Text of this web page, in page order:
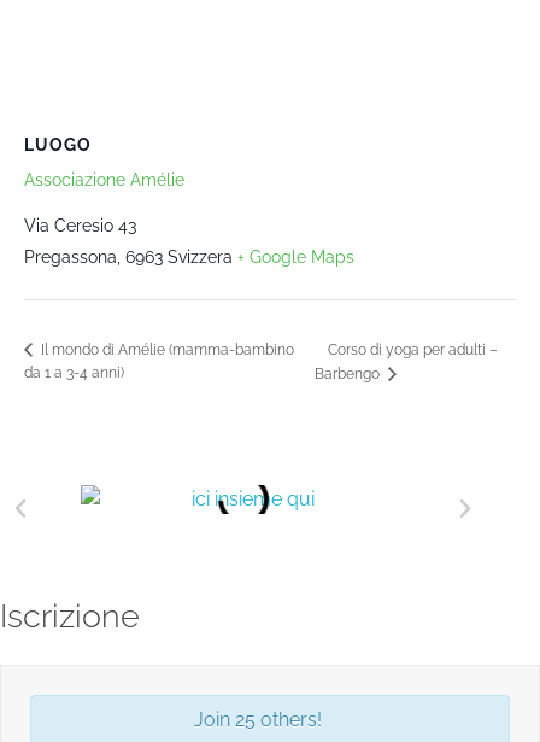
LUOGO
Associazione Amélie
Via Ceresio 43
Pregassona 6963 Svizzera + Google Maps
Il mondo di Amélie (mamma-bambino
da 1 a 3-4 anni)
Corso di yoga per adulti –
Barbengo
Iscrizione
Join 25 others!